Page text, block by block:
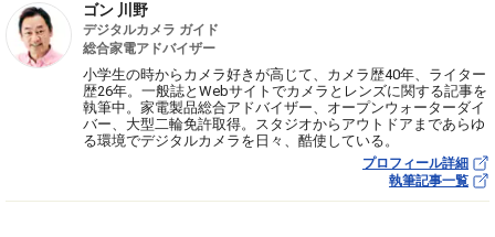
ゴン 川野
デジタルカメラ ガイド
総合家電アドバイザー
小学生の時からカメラ好きが高じて、カメラ歴40年、ライター
歴26年。一般誌とWebサイトでカメラとレンズに関する記事を
執筆中。家電製品総合アドバイザー、オープンウォーターダイ
バー、大型二輪免許取得。スタジオからアウトドアまであらゆ
る環境でデジタルカメラを日々、酷使している。
プロフィール詳細
執筆記事一覧